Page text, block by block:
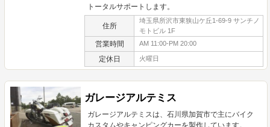
トータルサポートします。
住所
埼玉県所沢市東狭山ケ丘1-69-9 サンチノ
モトビル 1F
営業時間 AM 11:00-PM 20:00
定休日 火曜日
ガレージアルテミス
ガレージアルテミスは、石川県加賀市で主にバイク
カスタムやキャンピングカーを製作しています。